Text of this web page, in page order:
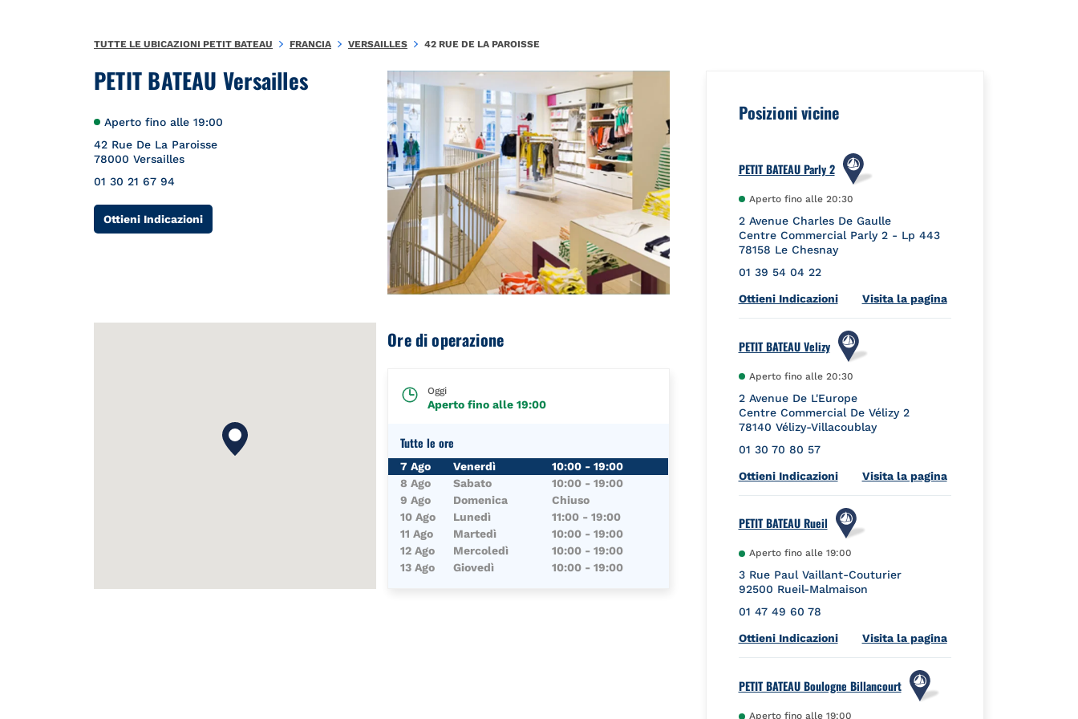
PETIT BATEAU Versailles
Aperto fino alle 19:00
42 Rue De La Paroisse
78000 Versailles
01 30 21 67 94
Ottieni IndicazioniLink Opens in New Tab
Ore di operazione
Oggi
Aperto fino alle19:00
Tutte le ore
Giorno della Settimana
7 Ago Venerdì 10:00 -19:00
8 Ago
Sabato 10:00 -19:00
9 Ago
Domenica
Chiuso
10 Ago
Lunedì 11:00 -19:00
11 Ago
Martedì 10:00 -19:00
12 Ago
Mercoledì 10:00 -19:00
13 Ago
Giovedì 10:00 -19:00
Posizioni vicine
PETIT BATEAU Parly 2
Aperto fino alle 20:30
2 Avenue Charles De Gaulle
Centre Commercial Parly 2 - Lp 443
78158 Le Chesnay
01 39 54 04 22
Ottieni IndicazioniLink Opens in New Tab
Visita la pagina
PETIT BATEAU Velizy
Aperto fino alle 20:30
2 Avenue De L'Europe
Centre Commercial De Vélizy 2
78140 Vélizy-Villacoublay
01 30 70 80 57
Ottieni IndicazioniLink Opens in New Tab
Visita la pagina
PETIT BATEAU Rueil
Aperto fino alle 19:00
3 Rue Paul Vaillant-Couturier
92500 Rueil-Malmaison
01 47 49 60 78
Ottieni IndicazioniLink Opens in New Tab
Visita la pagina
PETIT BATEAU Boulogne Billancourt
Aperto fino alle 19:00
TUTTE LE UBICAZIONI PETIT BATEAU FRANCIA VERSAILLES 42 RUE DE LA PAROISSE